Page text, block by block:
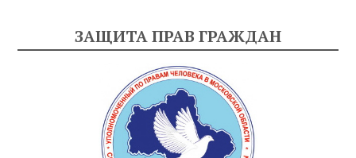
ЗАЩИТА ПРАВ ГРАЖДАН